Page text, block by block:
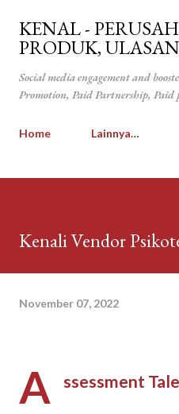
Langsung ke
KENAL -
PRODUK,
Social media engagement and
Promotion, Paid Partnership, Paid
Home Lainnya…
Kenali Vendor
November 07, 2022
A ssessment